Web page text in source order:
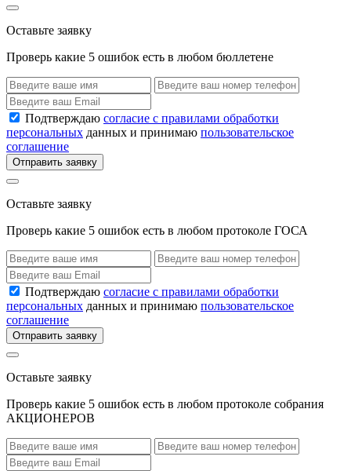
Оставьте заявку
Проверь какие 5 ошибок есть в любом бюллетене
Подтверждаю согласие с правилами обработки
персональных данных и принимаю пользовательское
соглашение
Отправить заявку
Оставьте заявку
Проверь какие 5 ошибок есть в любом протоколе ГОСА
Подтверждаю согласие с правилами обработки
персональных данных и принимаю пользовательское
соглашение
Отправить заявку
Оставьте заявку
Проверь какие 5 ошибок есть в любом протоколе собрания
АКЦИОНЕРОВ